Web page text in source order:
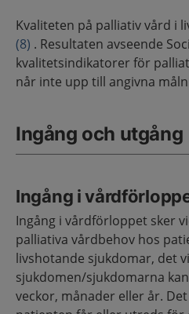
Kvaliteten på palliativ vård i
(8) . Resultaten avseende
kvalitetsindikatorer för
når inte upp till angivna
Ingång och utgång
Ingång i
Ingång i vårdförloppet sker
palliativa vårdbehov hos
livshotande sjukdomar, det
sjukdomen/sjukdomarna
veckor, månader eller år.